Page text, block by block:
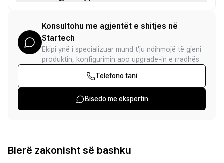
Konsultohu me agjentët e shitjes në
Startech
Ekipi ynë i specializuar mund t'ju ndihmojë të gjeni
produktin, konfigurimin apo upgrade-in e rradhës
Telefono tani
Bisedo me ekspertin
Blerë zakonisht së bashku